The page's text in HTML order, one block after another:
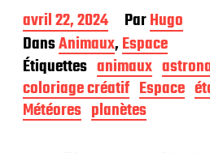
D
a
t
e
d
e
p
avril 22, 2024 ParHugo
DansAnimaux,Espace
Étiquettes animaux
coloriage créatif Espace
Météores planètes